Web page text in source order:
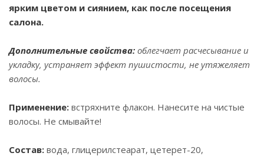
ярким цветом и сиянием, как после посещения
салона.
Дополнительные свойства: облегчает расчесывание и
укладку, устраняет эффект пушистости, не утяжеляет
волосы.
Применение: встряхните флакон. Нанесите на чистые
волосы. Не смывайте!
Состав: вода, глицерилстеарат, цетерет-20,